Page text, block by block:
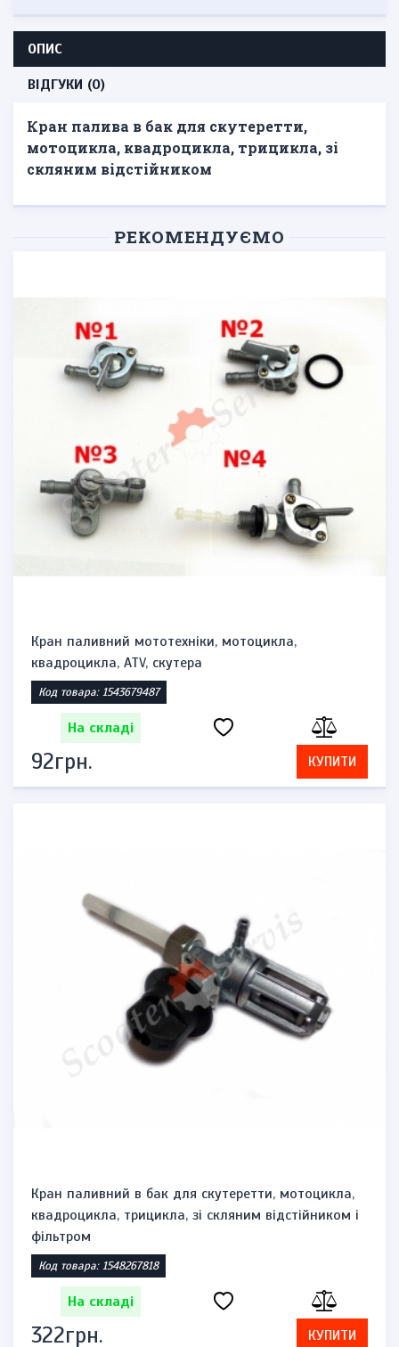
ОПИС
ВІДГУКИ (0)
Кран палива в бак для скутеретти,
мотоцикла, квадроцикла, трицикла, зі
скляним відстійником
РЕКОМЕНДУЄМО
Кран паливний мототехніки, мотоцикла,
квадроцикла, ATV, скутера
Код товара: 1543679487
На складі
92грн. КУПИТИ
Кран паливний в бак для скутеретти, мотоцикла,
квадроцикла, трицикла, зі скляним відстійником і
фільтром
Код товара: 1548267818
На складі
322грн. КУПИТИ